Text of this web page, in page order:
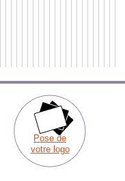
Pose de
votre logo